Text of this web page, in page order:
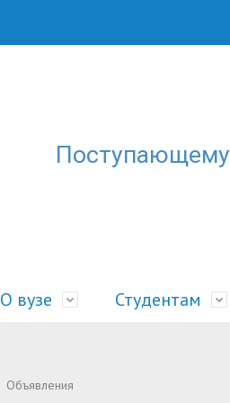
Поступающему
О вузе Студентам
Объявления